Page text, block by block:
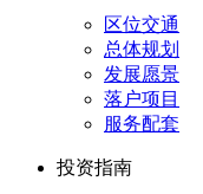
区位交通
总体规划
发展愿景
落户项目
服务配套
投资指南